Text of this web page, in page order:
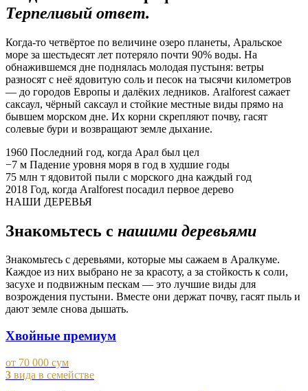
Терпеливый ответ.
Когда-то четвёртое по величине озеро планеты, Аральское
море за шестьдесят лет потеряло почти 90% воды. На
обнажившемся дне поднялась молодая пустыня: ветры
разносят с неё ядовитую соль и песок на тысячи километров
— до городов Европы и далёких ледников. Aralforest сажает
саксаул, чёрный саксаул и стойкие местные виды прямо на
бывшем морском дне. Их корни скрепляют почву, гасят
солевые бури и возвращают земле дыхание.
1960 Последний год, когда Арал был цел
−7 м Падение уровня моря в год в худшие годы
75 млн т ядовитой пыли с морского дна каждый год
2018 Год, когда Aralforest посадил первое дерево
НАШИ ДЕРЕВЬЯ
Знакомьтесь с нашими деревьями
Знакомьтесь с деревьями, которые мы сажаем в Аралкуме.
Каждое из них выбрано не за красоту, а за стойкость к соли,
засухе и подвижным пескам — это лучшие виды для
возрождения пустыни. Вместе они держат почву, гасят пыль и
дают земле снова дышать.
Хвойные премиум
от 70 000 сум
3 вида в семействе